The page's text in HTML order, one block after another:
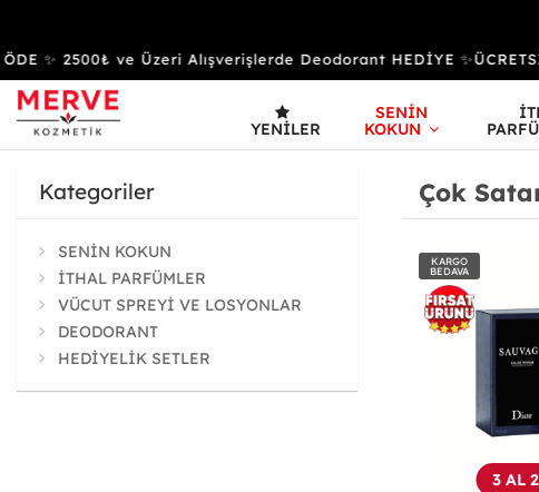
2500₺ ve Üzeri Alışverişlerde Deodorant HEDİYE ✨ÜCRETSİZ
YENILER
SENİN
KOKUN
Kategoriler
SENİN KOKUN
İTHAL PARFÜMLER
VÜCUT SPREYİ VE LOSYONLAR
DEODORANT
HEDİYELİK SETLER
Çok
KARGO
BEDAVA
3 AL